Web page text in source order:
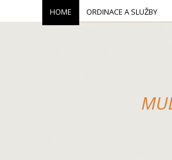
HOME ORDINACE A SLUŽBY